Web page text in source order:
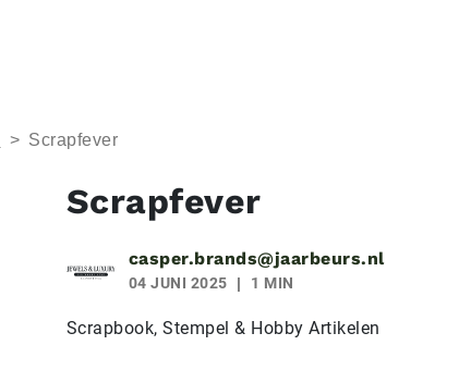
> Scrapfever
Scrapfever
casper.brands@jaarbeurs.nl
04 JUNI 2025 1 MIN
Scrapbook, Stempel & Hobby Artikelen